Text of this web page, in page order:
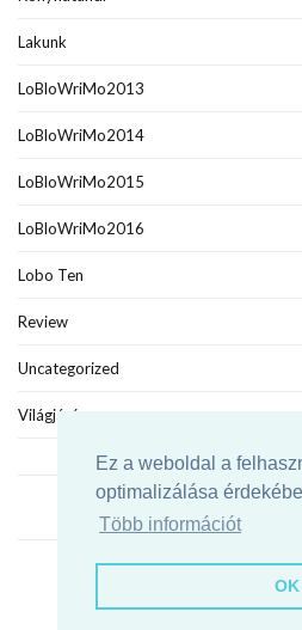
Ez a weboldal a
optimalizálása
Több információt
OK
Lakunk
LoBloWriMo2013
LoBloWriMo2014
LoBloWriMo2015
LoBloWriMo2016
Lobo Ten
Review
Uncategorized
Világjáró